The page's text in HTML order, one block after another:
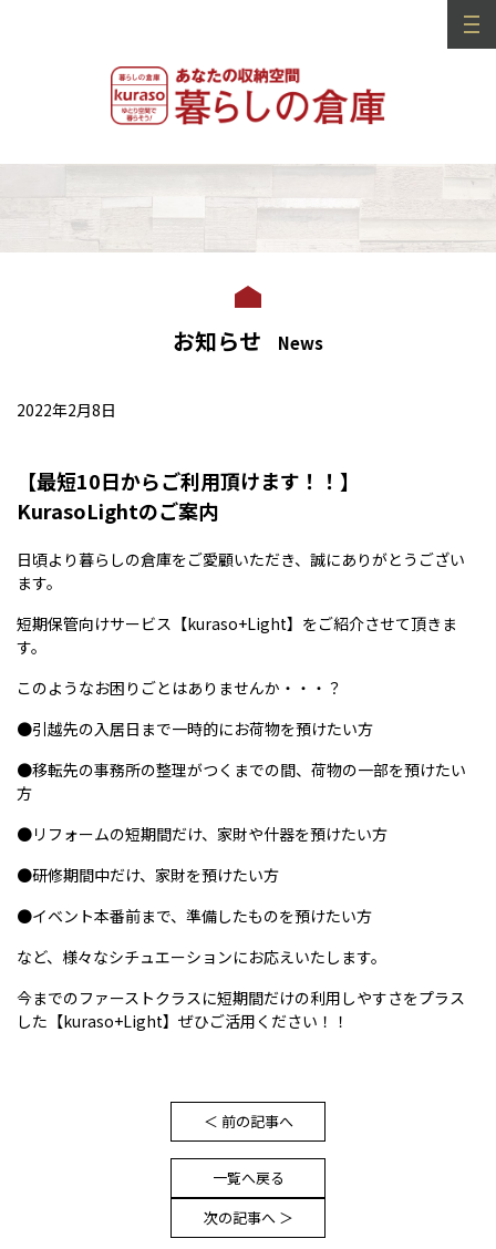
お知らせ News
2022年2月8日
【最短10日からご利用頂けます！！】
KurasoLightのご案内
日頃より暮らしの倉庫をご愛顧いただき、誠にありがとうござい
ます。
短期保管向けサービス【kuraso+Light】をご紹介させて頂きま
す。
このようなお困りごとはありませんか・・・？
●引越先の入居日まで一時的にお荷物を預けたい方
●移転先の事務所の整理がつくまでの間、荷物の一部を預けたい
方
●リフォームの短期間だけ、家財や什器を預けたい方
●研修期間中だけ、家財を預けたい方
●イベント本番前まで、準備したものを預けたい方
など、様々なシチュエーションにお応えいたします。
今までのファーストクラスに短期間だけの利用しやすさをプラス
した【kuraso+Light】ぜひご活用ください！！
＜ 前の記事へ
一覧へ戻る
次の記事へ ＞